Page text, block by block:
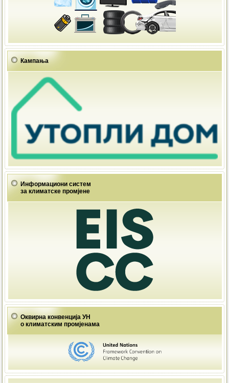
Кампања
Информациони систем
за климатске промјене
Оквирна конвенција УН
о климатским промјенама